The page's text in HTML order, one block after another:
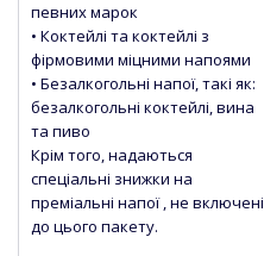
певних марок
• Коктейлі та коктейлі з
фірмовими міцними напоями
• Безалкогольні напої, такі як:
безалкогольні коктейлі, вина
та пиво
Крім того, надаються
спеціальні знижки на
преміальні напої , не включені
до цього пакету.